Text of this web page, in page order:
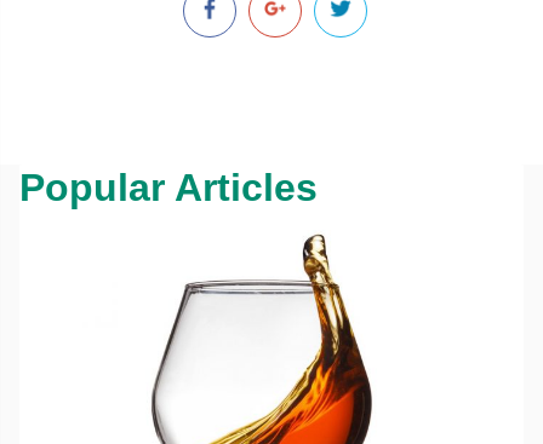
Popular Articles